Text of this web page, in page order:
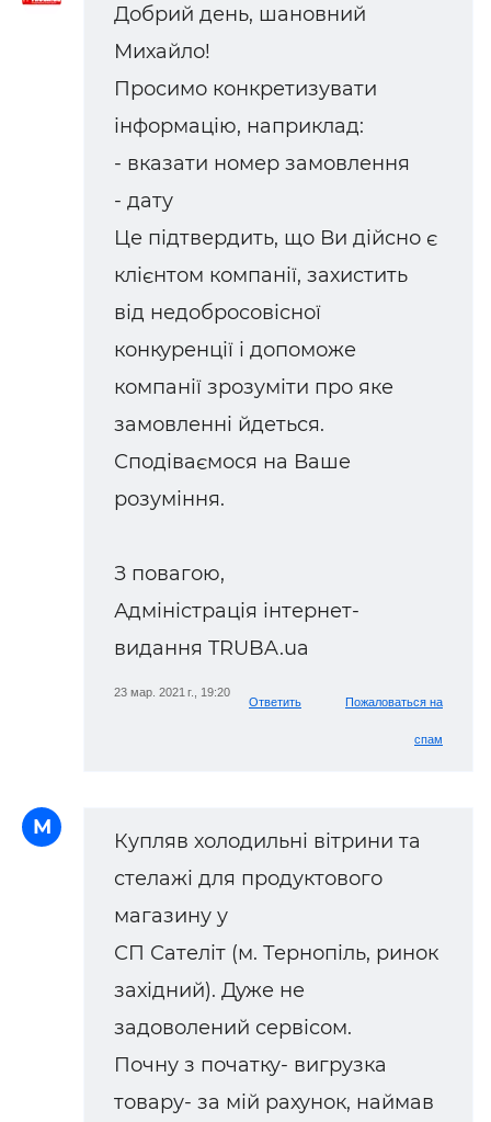
Добрий день, шановний
Михайло!
Просимо конкретизувати
інформацію, наприклад:
- вказати номер замовлення
- дату
Це підтвердить, що Ви дійсно є
клієнтом компанії, захистить
від недобросовісної
конкуренції і допоможе
компанії зрозуміти про яке
замовленні йдеться.
Сподіваємося на Ваше
розуміння.
З повагою,
Адміністрація інтернет-
видання TRUBA.ua
23 мар. 2021 г., 19:20
Ответить Пожаловаться на
спам
М
Купляв холодильні вітрини та
стелажі для продуктового
магазину у
СП Сателіт (м. Тернопіль, ринок
західний). Дуже не
задоволений сервісом.
Почну з початку- вигрузка
товару- за мій рахунок, наймав